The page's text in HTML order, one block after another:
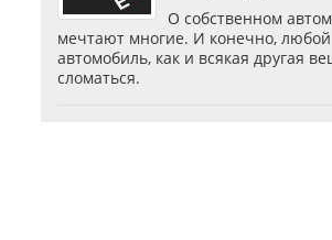
О собственном
мечтают многие. И конечно, любой
автомобиль, как и всякая другая
сломаться.